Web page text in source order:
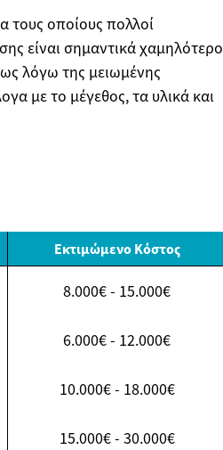
τους οποίους πολλοί
είναι σημαντικά χαμηλότερο
λόγω της μειωμένης
με το μέγεθος, τα υλικά και
Εκτιμώμενο Κόστος
8.000€ - 15.000€
6.000€ - 12.000€
10.000€ - 18.000€
15.000€ - 30.000€